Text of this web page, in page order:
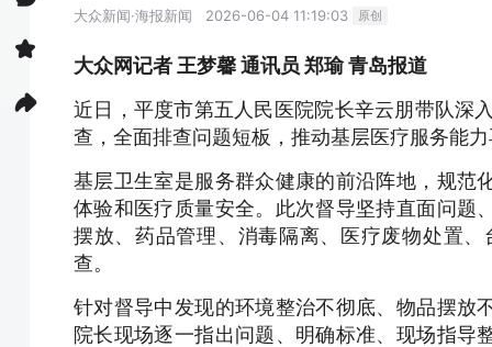
大众新闻·海报新闻 2026-06-04 11:19:03 原创
大众网记者 王梦馨 通讯员 郑瑜 青岛报道
近日，平度市第五人民医院院长辛云朋带队深
查，全面排查问题短板，推动基层医疗服务能
基层卫生室是服务群众健康的前沿阵地，规范
体验和医疗质量安全。此次督导坚持直面问题
摆放、药品管理、消毒隔离、医疗废物处置
查。
针对督导中发现的环境整治不彻底、物品摆放
院长现场逐一指出问题、明确标准、现场指导